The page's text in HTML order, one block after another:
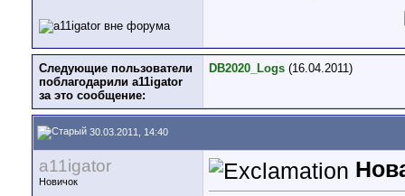
Следующие пользователи
поблагодарили a11igator
за это сообщение:
DB2020_Logs (16.04.2011)
30.03.2011, 14:40
a11igator
Новичок